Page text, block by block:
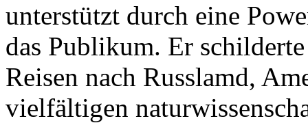
unterstützt durch eine
das Publikum. Er
Reisen nach Russlamd,
vielfältigen